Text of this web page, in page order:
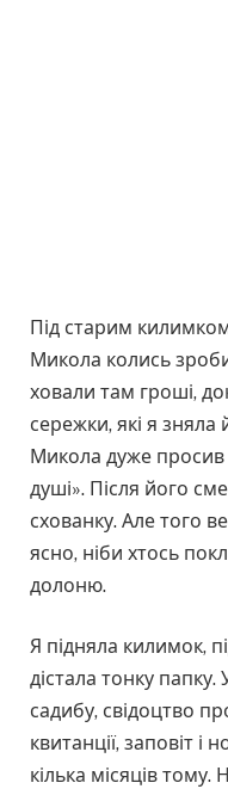
Під старим
Микола колись
ховали там гроші,
сережки, які я
Микола дуже
душі». Після його
схованку. Але того
ясно, ніби хтось
долоню.
Я підняла килимок,
дістала тонку
садибу, свідоцтво
квитанції, заповіт і
кілька місяців